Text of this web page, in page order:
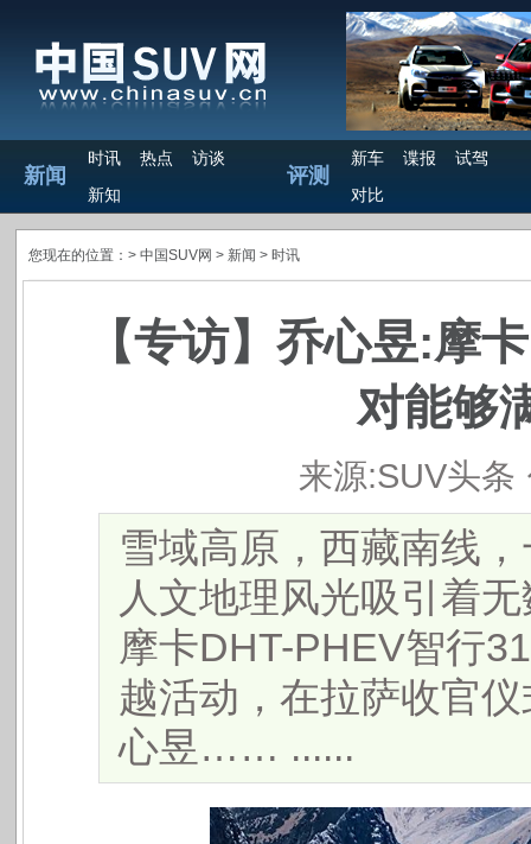
新闻
时讯 热点
访谈
新知
评测
新车 谍报
试驾
对比
您现在的位置：> 中国SUV网 > 新闻 > 时讯
【专访】乔心昱:摩
对能够
来源:SUV头条
雪域高原，西藏南线
人文地理风光吸引着
摩卡DHT-PHEV智行
越活动，在拉萨收官
心昱…… ......